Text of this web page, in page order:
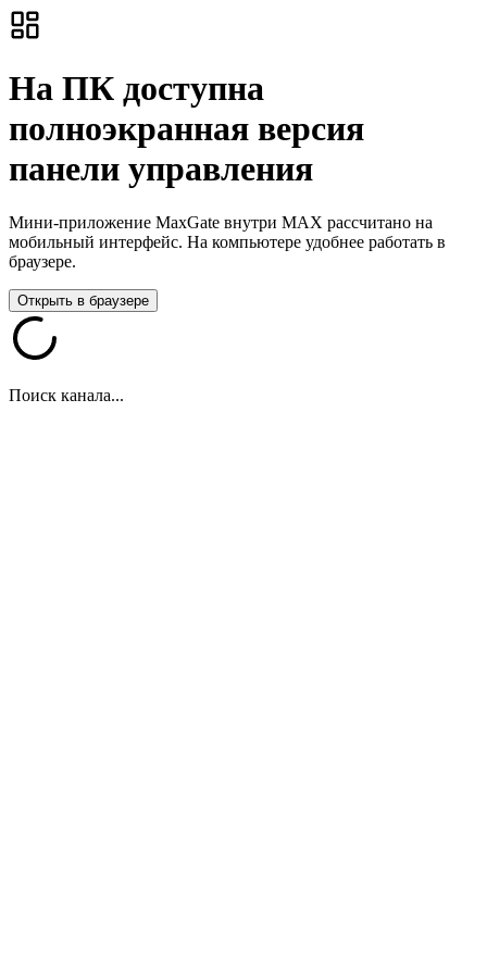
На ПК доступна
полноэкранная версия
панели управления
Мини-приложение MaxGate внутри MAX рассчитано на
мобильный интерфейс. На компьютере удобнее работать в
браузере.
Открыть в браузере
Поиск канала...